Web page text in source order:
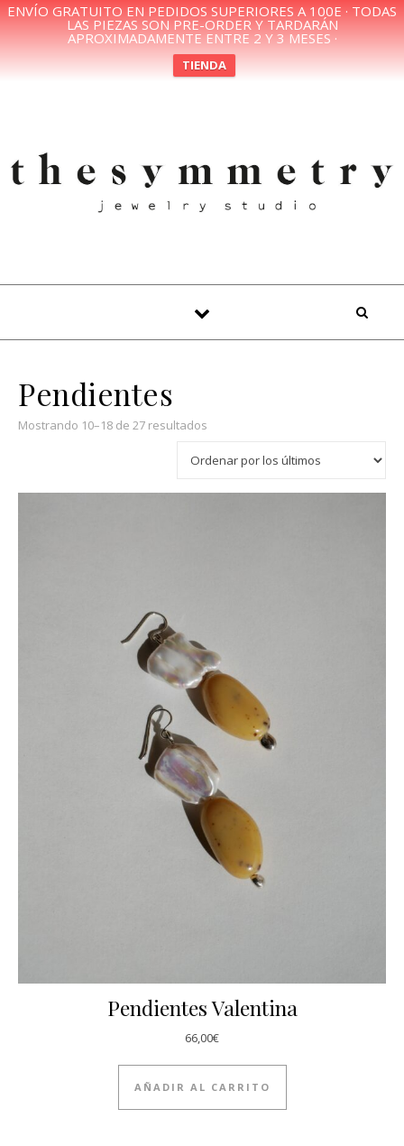
ENVÍO GRATUITO EN PEDIDOS SUPERIORES A 100E · TODAS
LAS PIEZAS SON PRE-ORDER Y TARDARÁN
APROXIMADAMENTE ENTRE 2 Y 3 MESES ·
TIENDA
Pendientes
Mostrando 10–18 de 27 resultados
Pendientes Valentina
66,00€
AÑADIR AL CARRITO